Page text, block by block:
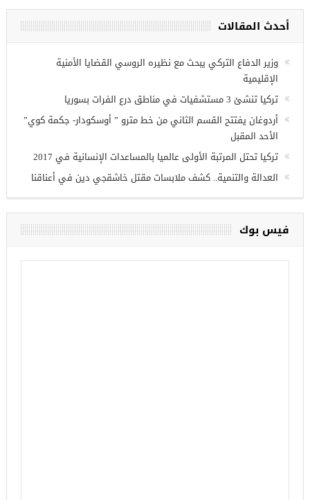
في
أحدث المقالات
وزير الدفاع التركي يبحث مع نظيره الروسي القضايا الأمنية
الإقليمية
تركيا تنشئ 3 مستشفيات في مناطق درع الفرات بسوريا
أردوغان يفتتح القسم الثاني من خط مترو ” أوسكودار- جكمة كوي”
الأحد المقبل
تركيا تحتل المرتبة الأولى عالميا بالمساعدات الإنسانية في 2017
العدالة والتنمية.. كشف ملابسات مقتل خاشقجي دين في أعناقنا
فيس بوك